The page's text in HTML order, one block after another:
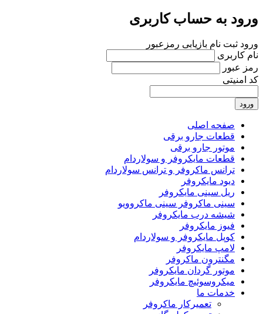
ورود به حساب کاربری
ورود ثبت نام بازیابی رمزعبور
نام کاربری
رمز عبور
کد امنیتی
ورود
صفحه اصلی
قطعات جارو برقی
موتور جارو برقی
قطعات مایکروفر و سولاردام
ترانس ماکروفر و ترانس سولاردام
دیود مایکروفر
ریل سینی مایکروفر
سینی ماکروفر سینی ماکروویو
شیشه درب مایکروفر
فیوز مایکروفر
کوپل مایکروفر و سولاردام
لامپ مایکروفر
مگنترون ماکروفر
موتور گردان مایکروفر
میکروسوئیچ مایکروفر
خدمات ما
تعمیرکار ماکروفر